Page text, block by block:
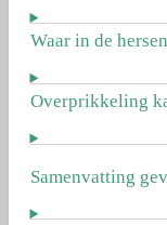
Waar in de
Overprikkeling
Samenvatting